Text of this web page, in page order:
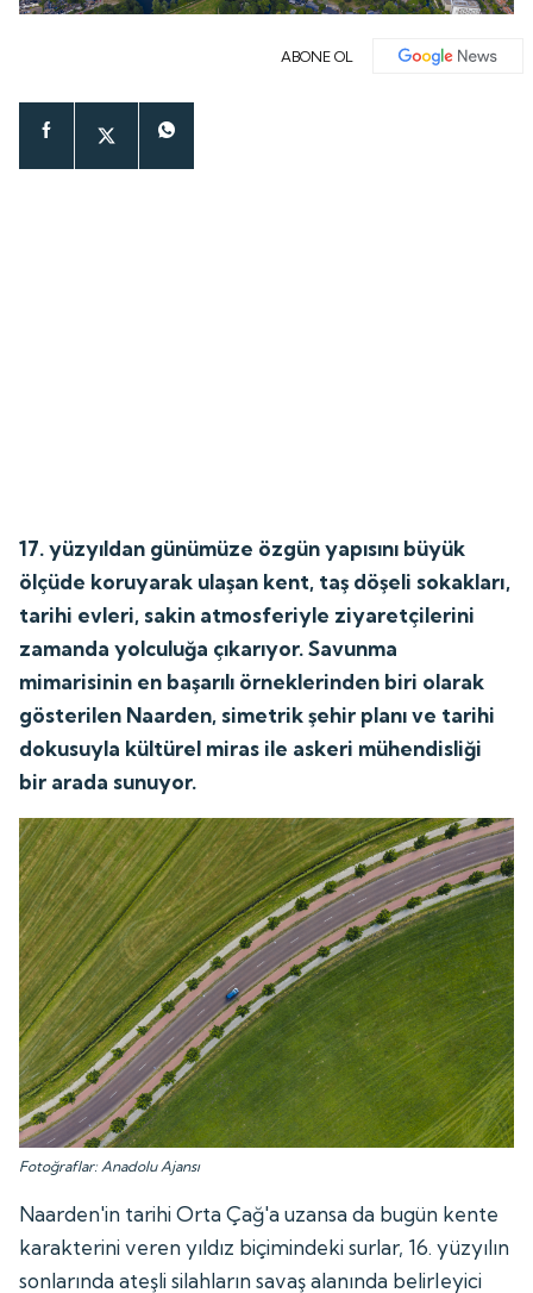
ABONE OL
17. yüzyıldan günümüze özgün yapısını büyük
ölçüde koruyarak ulaşan kent, taş döşeli sokakları,
tarihi evleri, sakin atmosferiyle ziyaretçilerini
zamanda yolculuğa çıkarıyor. Savunma
mimarisinin en başarılı örneklerinden biri olarak
gösterilen Naarden, simetrik şehir planı ve tarihi
dokusuyla kültürel miras ile askeri mühendisliği
bir arada sunuyor.
Fotoğraflar: Anadolu Ajansı
Naarden'in tarihi Orta Çağ'a uzansa da bugün kente
karakterini veren yıldız biçimindeki surlar, 16. yüzyılın
sonlarında ateşli silahların savaş alanında belirleyici